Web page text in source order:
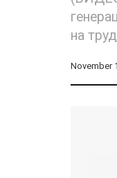
на
November